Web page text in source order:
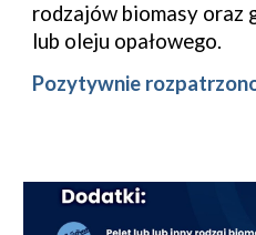
rodzajów biomasy oraz
lub oleju opałowego.
Pozytywnie